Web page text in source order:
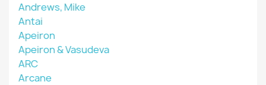
Andrews, Mike
Antai
Apeiron
Apeiron & Vasudeva
ARC
Arcane